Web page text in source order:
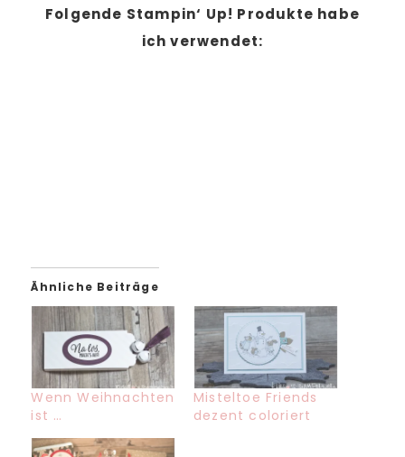
Folgende Stampin‘ Up! Produkte habe
ich verwendet:
Ähnliche Beiträge
Wenn Weihnachten
ist …
Misteltoe Friends
dezent coloriert